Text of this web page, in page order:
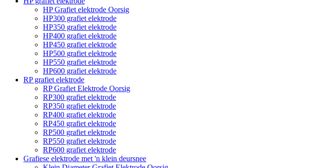
HP Grafiet elektrode Oorsig
HP300 grafiet elektrode
HP350 grafiet elektrode
HP400 grafiet elektrode
HP450 grafiet elektrode
HP500 grafiet elektrode
HP550 grafiet elektrode
HP600 grafiet elektrode
RP grafiet elektrode
RP Grafiet Elektrode Oorsig
RP300 grafiet elektrode
RP350 grafiet elektrode
RP400 grafiet elektrode
RP450 grafiet elektrode
RP500 grafiet elektrode
RP550 grafiet elektrode
RP600 grafiet elektrode
Grafiese elektrode met 'n klein deursnee